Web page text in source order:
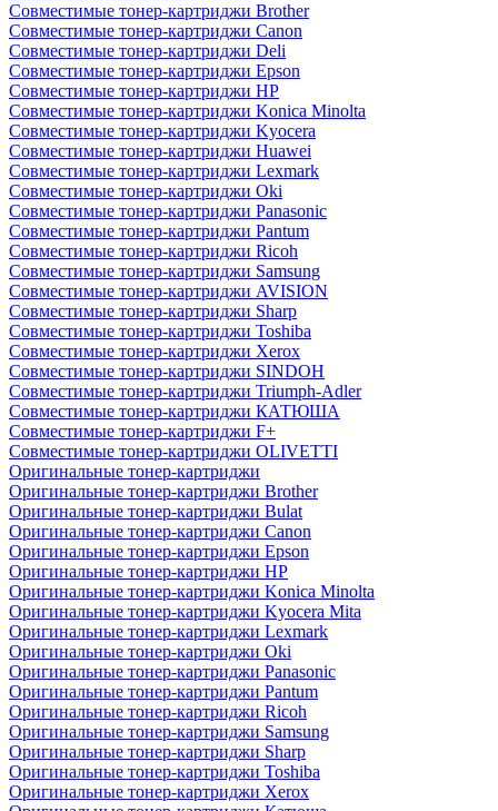
Совместимые тонер-картриджи Brother
Совместимые тонер-картриджи Canon
Совместимые тонер-картриджи Deli
Совместимые тонер-картриджи Epson
Совместимые тонер-картриджи HP
Совместимые тонер-картриджи Konica Minolta
Совместимые тонер-картриджи Kyocera
Совместимые тонер-картриджи Huawei
Совместимые тонер-картриджи Lexmark
Совместимые тонер-картриджи Oki
Совместимые тонер-картриджи Panasonic
Совместимые тонер-картриджи Pantum
Совместимые тонер-картриджи Ricoh
Совместимые тонер-картриджи Samsung
Совместимые тонер-картриджи AVISION
Совместимые тонер-картриджи Sharp
Совместимые тонер-картриджи Toshiba
Совместимые тонер-картриджи Xerox
Совместимые тонер-картриджи SINDOH
Совместимые тонер-картриджи Triumph-Adler
Совместимые тонер-картриджи КАТЮША
Совместимые тонер-картриджи F+
Совместимые тонер-картриджи OLIVETTI
Оригинальные тонер-картриджи
Оригинальные тонер-картриджи Brother
Оригинальные тонер-картриджи Bulat
Оригинальные тонер-картриджи Canon
Оригинальные тонер-картриджи Epson
Оригинальные тонер-картриджи HP
Оригинальные тонер-картриджи Konica Minolta
Оригинальные тонер-картриджи Kyocera Mita
Оригинальные тонер-картриджи Lexmark
Оригинальные тонер-картриджи Oki
Оригинальные тонер-картриджи Panasonic
Оригинальные тонер-картриджи Pantum
Оригинальные тонер-картриджи Ricoh
Оригинальные тонер-картриджи Samsung
Оригинальные тонер-картриджи Sharp
Оригинальные тонер-картриджи Toshiba
Оригинальные тонер-картриджи Xerox